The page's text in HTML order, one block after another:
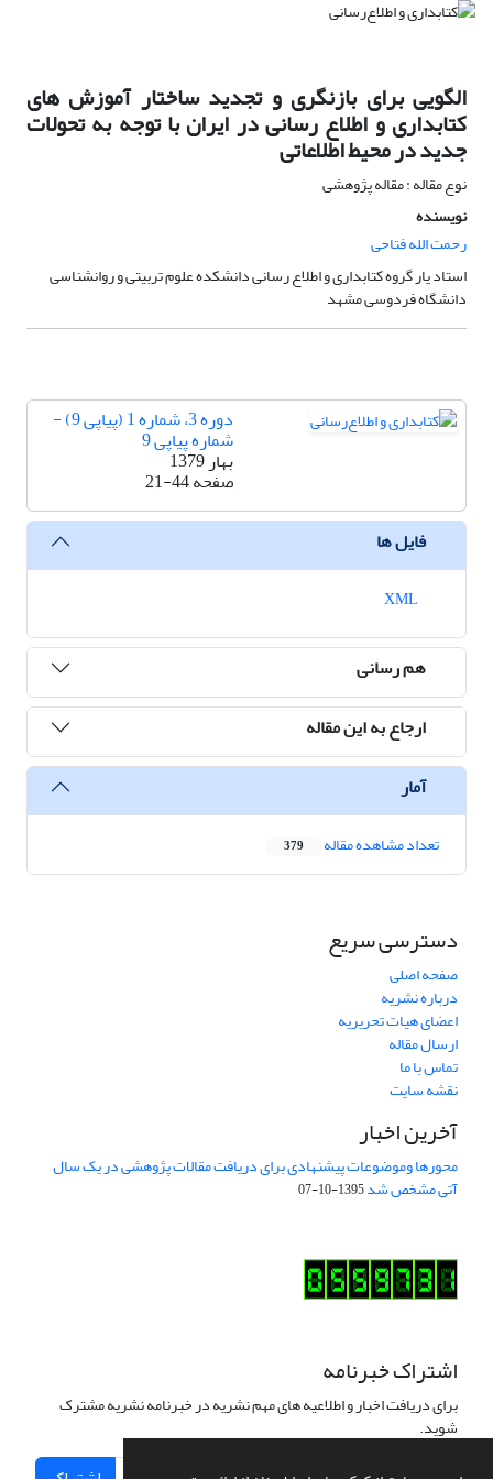
الگویی برای بازنگری و تجدید ساختار آموزش های
کتابداری و اطلاع رسانی در ایران با توجه به تحولات
جدید در محیط اطلاعاتی
نوع مقاله : مقاله پژوهشی
نویسنده
رحمت الله فتاحی
استاد یار گروه کتابداری و اطلاع رسانی دانشکده علوم تربیتی و روانشناسی
دانشگاه فردوسی مشهد
دوره 3، شماره 1 (پیاپی 9) -
شماره پیاپی 9
بهار 1379
صفحه21-44
فایل ها
هم رسانی
ارجاع به این مقاله
آمار
تعداد مشاهده مقاله 379
دسترسی سریع
صفحه اصلی
درباره نشریه
اعضای هیات تحریریه
ارسال مقاله
تماس با ما
نقشه سایت
آخرین اخبار
محورها وموضوعات پیشنهادی برای دریافت مقالات پژوهشی در یک سال
آتی مشخص شد1395-10-07
اشتراک خبرنامه
برای دریافت اخبار و اطلاعیه های مهم نشریه در خبرنامه نشریه مشترک
شوید.